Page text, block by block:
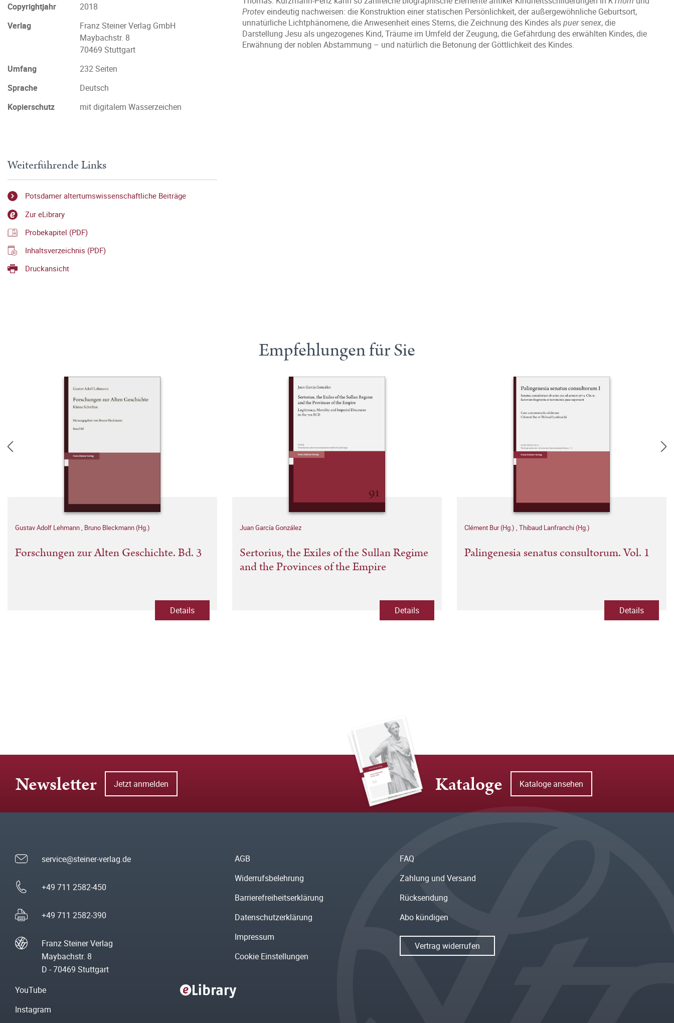
Proteveindeutig nachweisen: die Konstruktion einer statischen Persönlichkeit, der außergewöhnliche Geburtsort,
unnatürliche Lichtphänomene, die Anwesenheit eines Sterns, die Zeichnung des Kindes alspuer senex, die
Darstellung Jesu als ungezogenes Kind, Träume im Umfeld der Zeugung, die Gefährdung des erwählten Kindes, die
Erwähnung der noblen Abstammung – und natürlich die Betonung der Göttlichkeit des Kindes.
Copyrightjahr
2018
Verlag
Franz Steiner Verlag GmbH
Maybachstr. 8
70469 Stuttgart
Umfang
232 Seiten
Sprache
Deutsch
Kopierschutz
mit digitalem Wasserzeichen
Weiterführende Links
Potsdamer altertumswissenschaftliche Beiträge
Zur eLibrary
Probekapitel (PDF)
Inhaltsverzeichnis (PDF)
Druckansicht
Empfehlungen für Sie
Gustav Adolf Lehmann, Bruno Bleckmann (Hg.)
Forschungen zur Alten Geschichte. Bd. 3
Details
Juan García González
Sertorius, the Exiles of the Sullan Regime
and the Provinces of the Empire
Details
Clément Bur (Hg.) , Thibaud Lanfranchi (Hg.)
Palingenesia senatus consultorum. Vol. 1
Details
Newsletter Jetzt anmelden Kataloge Kataloge ansehen
service@steiner-verlag.de
+49 711 2582-450
+49 711 2582-390
Franz Steiner Verlag
Maybachstr. 8
D - 70469 Stuttgart
AGB
Widerrufsbelehrung
Barrierefreiheitserklärung
Datenschutzerklärung
Impressum
Cookie Einstellungen
FAQ
Zahlung und Versand
Rücksendung
Abo kündigen
Vertrag widerrufen
YouTube
Instagram